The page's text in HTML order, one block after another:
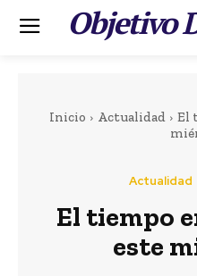
Objetivo
Inicio Actualidad
El
Actualidad
El tiempo
este